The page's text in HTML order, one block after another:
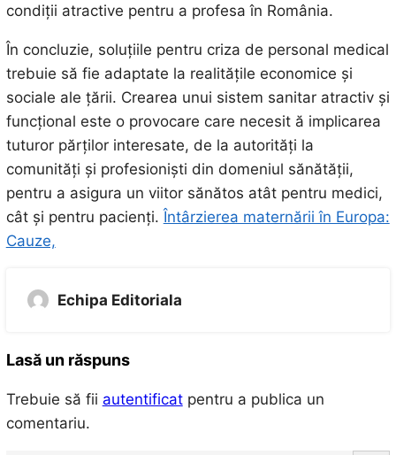
condiții atractive pentru a profesa în România.
În concluzie, soluțiile pentru criza de personal medical
trebuie să fie adaptate la realitățile economice și
sociale ale țării. Crearea unui sistem sanitar atractiv și
funcțional este o provocare care necesit ă implicarea
tuturor părților interesate, de la autorități la
comunități și profesioniști din domeniul sănătății,
pentru a asigura un viitor sănătos atât pentru medici,
cât și pentru pacienți.Întârzierea maternării în Europa:
Cauze,
Echipa Editoriala
Lasă un răspuns
Trebuie să fii autentificatpentru a publica un
comentariu.